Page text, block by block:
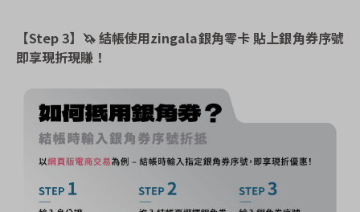
【Step 3】 🦄結帳使用zingala銀角零卡 貼上銀角券序號
即享現折現賺！